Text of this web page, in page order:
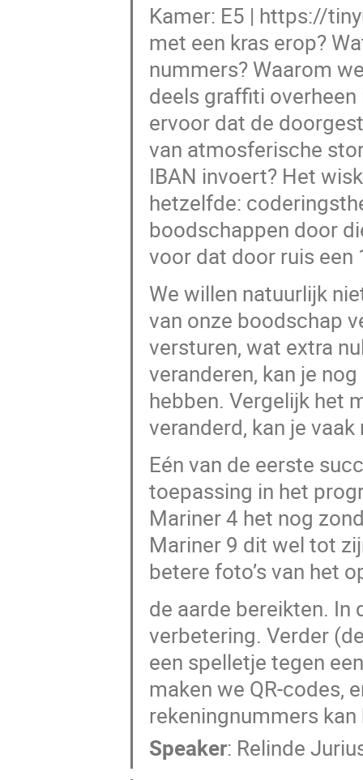
Kamer: E5 | https://
met een kras erop?
nummers? Waarom
deels graffiti
ervoor dat de
van atmosferische
IBAN invoert? Het
hetzelfde:
boodschappen door
voor dat door ruis een
We willen natuurlijk
van onze boodschap
versturen, wat extra
veranderen, kan je
hebben. Vergelijk het
veranderd, kan je
Eén van de eerste
toepassing in het
Mariner 4 het nog
Mariner 9 dit wel tot
betere foto’s van het
de aarde bereikten. In
verbetering. Verder
een spelletje tegen
maken we QR-codes,
rekeningnummers
Speaker: Relinde